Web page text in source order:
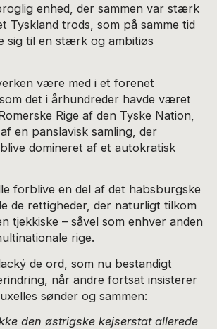
enhed, der sammen var stærk
Tyskland trods, som på samme tid
sig til en stærk og ambitiøs
være med i et forenet
det i århundreder havde været
Rige af den Tyske Nation,
en panslavisk samling, der
domineret af et autokratisk
forblive en del af det habsburgske
de rettigheder, der naturligt tilkom
tjekkiske – såvel som enhver anden
rige.
de ord, som nu bestandigt
når andre fortsat insisterer
sønder og sammen:
den østrigske kejserstat allerede